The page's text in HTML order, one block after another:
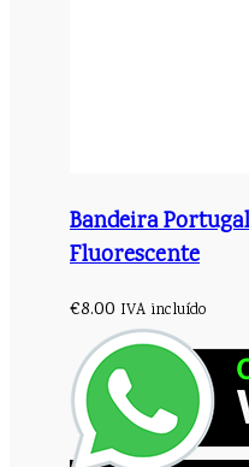
Bandeira
Fluorescente
€8.00 IVA incluído